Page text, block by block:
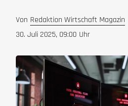
Von Redaktion Wirtschaft Magazin
30. Juli 2025, 09:00 Uhr